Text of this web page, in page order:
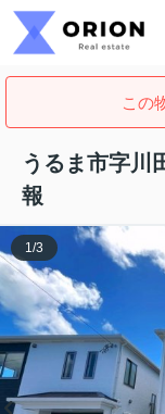
この
うるま市字川
報
1 /3